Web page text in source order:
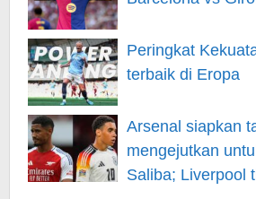
Peringkat
terbaik di Eropa
Arsenal siapkan
mengejutkan
Saliba; Liverpool